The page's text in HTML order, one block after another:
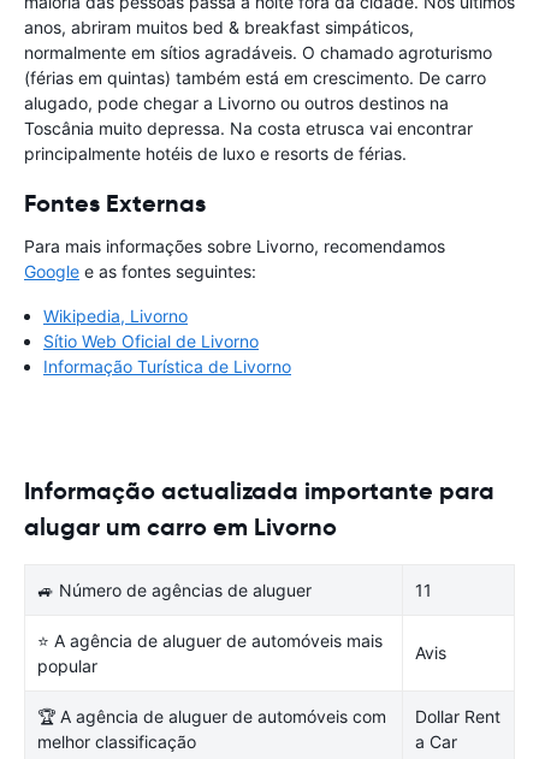
anos, abriram muitos bed & breakfast simpáticos,
normalmente em sítios agradáveis. O chamado agroturismo
(férias em quintas) também está em crescimento. De carro
alugado, pode chegar a Livorno ou outros destinos na
Toscânia muito depressa. Na costa etrusca vai encontrar
principalmente hotéis de luxo e resorts de férias.
Fontes Externas
Para mais informações sobre Livorno, recomendamos
Google e as fontes seguintes:
Wikipedia, Livorno
Sítio Web Oficial de Livorno
Informação Turística de Livorno
Informação actualizada importante para
alugar um carro em Livorno
🚙 Número de agências de aluguer 11
⭐ A agência de aluguer de automóveis mais
popular
Avis
🏆 A agência de aluguer de automóveis com
melhor classificação
Dollar Rent
a Car